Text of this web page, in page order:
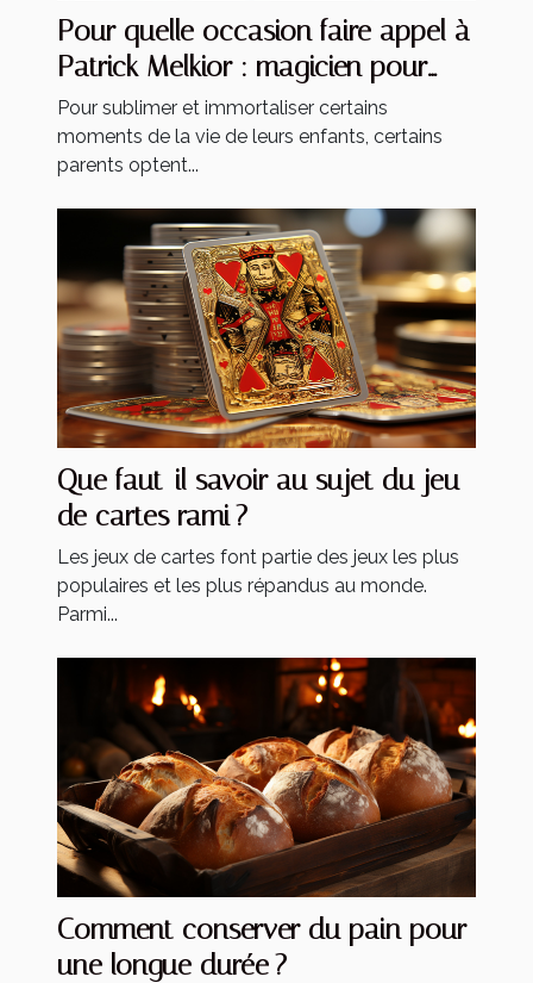
Pour quelle occasion faire appel à
Patrick Melkior : magicien pour
enfants ?
Pour sublimer et immortaliser certains
moments de la vie de leurs enfants, certains
parents optent...
Que faut-il savoir au sujet du jeu
de cartes rami ?
Les jeux de cartes font partie des jeux les plus
populaires et les plus répandus au monde.
Parmi...
Comment conserver du pain pour
une longue durée ?